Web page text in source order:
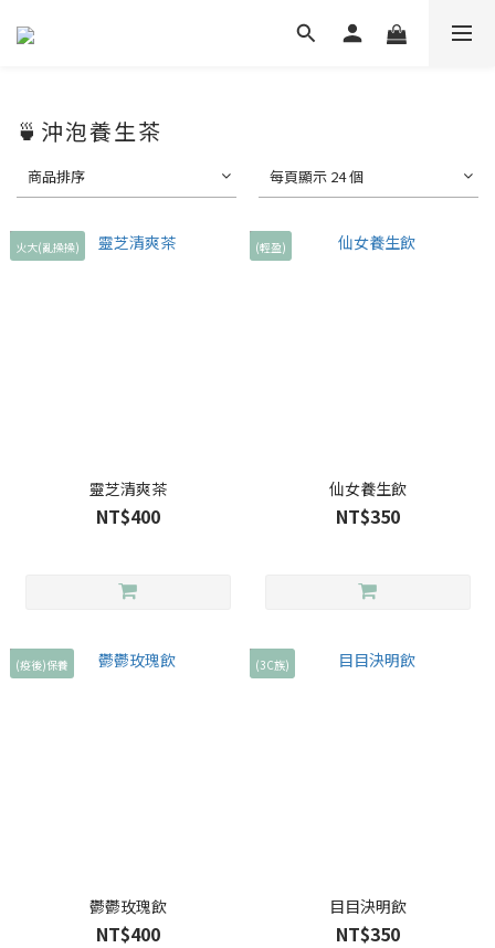
🍵沖泡養生茶
商品排序 每頁顯示 24 個
火大(亂操操)
靈芝清爽茶
NT$400
(輕盈)
仙女養生飲
NT$350
(疫後)保養
鬱鬱玫瑰飲
NT$400
(3C族)
目目決明飲
NT$350